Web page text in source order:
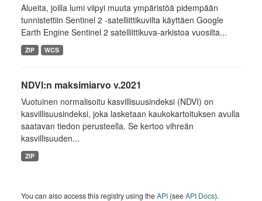
Alueita, joilla lumi viipyi muuta ympäristöä pidempään
tunnistettiin Sentinel 2 -satelliittikuvilta käyttäen Google
Earth Engine Sentinel 2 satelliittikuva-arkistoa vuosilta...
ZIP WCS
NDVI:n maksimiarvo v.2021
Vuotuinen normalisoitu kasvillisuusindeksi (NDVI) on
kasvillisuusindeksi, joka lasketaan kaukokartoituksen avulla
saatavan tiedon perusteella. Se kertoo vihreän
kasvillisuuden...
ZIP
You can also access this registry using theAPI (seeAPI Docs).